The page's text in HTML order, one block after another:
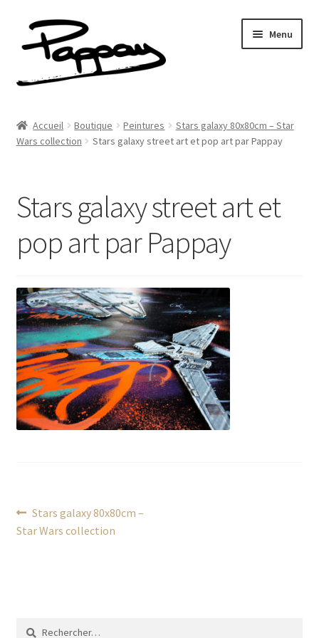
Aller
navigation
Aller
au
contenu
Menu
Réalisations
Ouvrir
Contact
Newsletter
Shop
Accueil Boutique Peintures
Stars galaxy 80x80cm – Star
Wars collection
Stars galaxy street art et pop art par Pappay
Stars galaxy street art et
pop art par Pappay
Navigation
de
Article
précédent :
Stars galaxy 80x80cm –
Star Wars collection
Rechercher :